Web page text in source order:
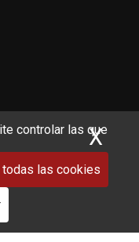
controlar las que
todas las cookies
X